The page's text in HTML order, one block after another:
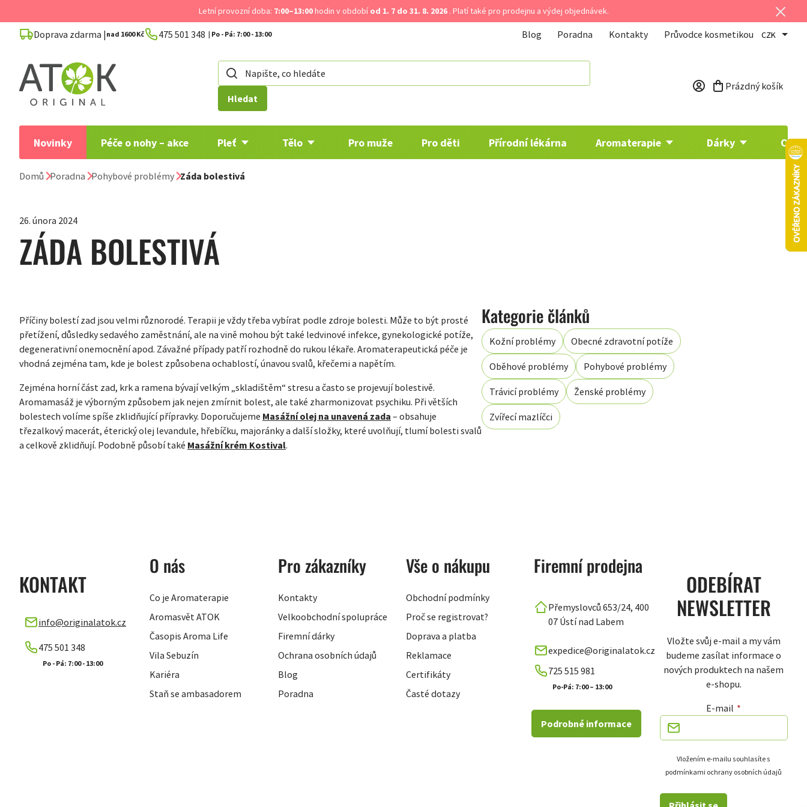
na
obsah
Letní provozní doba: 7:00–13:00hodin v obdobíod 1. 7 do 31. 8. 2026. Platí také pro prodejnu a výdej objednávek.
Doprava zdarma | nad 1600 Kč 475 501 348 Blog Poradna Kontakty Průvodce kosmetikou CZK
Hledat
Nákupní košík
Prázdný košík
Novinky Péče o nohy – akce Pleť Tělo Pro muže Pro děti Přírodní lékárna Aromaterapie Dárky
Domů Poradna Pohybové problémy Záda bolestivá
26. února 2024
ZÁDA BOLESTIVÁ
Příčiny bolestí zad jsou velmi různorodé. Terapii je vždy třeba vybírat podle zdroje bolesti. Může to být prosté
přetížení, důsledky sedavého zaměstnání, ale na vině mohou být také ledvinové infekce, gynekologické potíže,
degenerativní onemocnění apod. Závažné případy patří rozhodně do rukou lékaře. Aromaterapeutická péče je
vhodná zejména tam, kde je bolest způsobena ochablostí, únavou svalů, křečemi a napětím.
Zejména horní část zad, krk a ramena bývají velkým „skladištěm“ stresu a často se projevují bolestivě.
Aromamasáž je výborným způsobem jak nejen zmírnit bolest, ale také zharmonizovat psychiku. Při větších
bolestech volíme spíše zklidňující přípravky. Doporučujeme Masážní olej na unavená zada – obsahuje
třezalkový macerát, éterický olej levandule, hřebíčku, majoránky a další složky, které uvolňují, tlumí bolesti svalů
a celkově zklidňují. Podobně působí také Masážní krém Kostival.
Kožní problémy Obecné zdravotní potíže
Oběhové problémy Pohybové problémy
Trávicí problémy Ženské problémy
Zvířecí mazlíčci
KONTAKT
info@originalatok.cz
475 501 348
O nás
Co je Aromaterapie
Aromasvět ATOK
Časopis Aroma Life
Vila Sebuzín
Kariéra
Staň se ambasadorem
Pro zákazníky
Kontakty
Velkoobchodní spolupráce
Firemní dárky
Ochrana osobních údajů
Blog
Poradna
Vše o nákupu
Obchodní podmínky
Proč se registrovat?
Doprava a platba
Reklamace
Certifikáty
Časté dotazy
Firemní prodejna
Přemyslovců 653/24, 400
07 Ústí nad Labem
expedice@originalatok.cz
725 515 981
Po-Pá: 7:00 – 13:00
Podrobné informace
ODEBÍRAT
NEWSLETTER
Vložte svůj e-mail a my vám
budeme zasílat informace o
nových produktech na našem
e-shopu.
E-mail
podmínkami ochrany osobních údajů